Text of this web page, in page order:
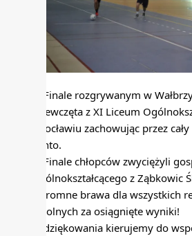
W Finale rozgrywanym w
dziewczęta z XI Liceum
Wrocławiu zachowując przez
konto.
W Finale chłopców zwyciężyli
Ogólnokształcącego z Ząbkowic
Ogromne brawa dla wszystkich
szkolnych za osiągnięte wyniki!
Podziękowania kierujemy do